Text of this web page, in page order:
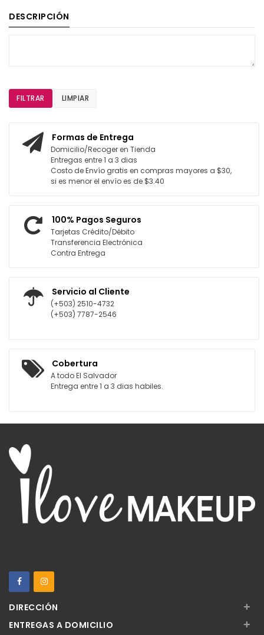
DESCRIPCIÓN
FILTRAR LIMPIAR
Formas de Entrega
Domicilio/Recoger en Tienda
Entregas entre 1 a 3 dias
Costo de Envío gratis en compras mayores a $30,
si es menor el envío es de $3.40
100% Pagos Seguros
Tarjetas Crédito/Débito
Transferencia Electrónica
Contra Entrega
Servicio al Cliente
(+503) 2510-4732
(+503) 7787-2546
Cobertura
A todo El Salvador
Entrega entre 1 a 3 dias habiles.
DIRECCIÓN +
ENTREGAS A DOMICILIO +